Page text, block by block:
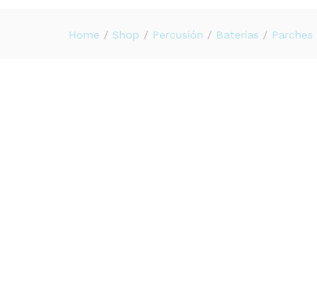
Home / Shop / Percusión / Baterías / Parches